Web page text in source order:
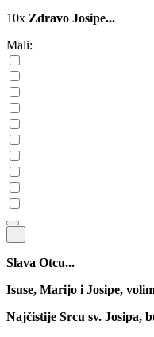
10x Zdravo Josipe...
Mali:
Slava Otcu...
Isuse, Marijo i Josipe,
Najčistije Srcu sv. Josipa,